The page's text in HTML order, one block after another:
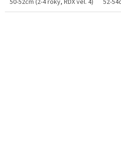
50-52cm (2-4 roky, RDX vel. 4)
52-